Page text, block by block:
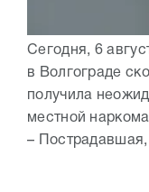
Сегодня, 6
в Волгограде
получила
местной
– Пострадавшая,